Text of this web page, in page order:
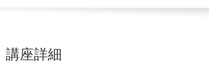
講座詳細